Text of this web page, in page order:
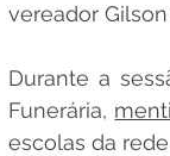
vereador
Durante a
Funerária,
escolas da